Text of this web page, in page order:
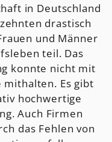
in Deutschland
drastisch
und Männer
teil. Das
konnte nicht mit
mithalten. Es gibt
hochwertige
Auch Firmen
das Fehlen von